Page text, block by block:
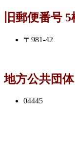
旧郵便番号 5
〒981-42
地方公共団
04445